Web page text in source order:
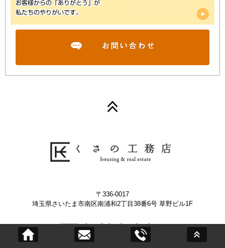
〒336-0017
埼玉県さいたま市南区南浦和2丁目38番6号 草野ビル1F